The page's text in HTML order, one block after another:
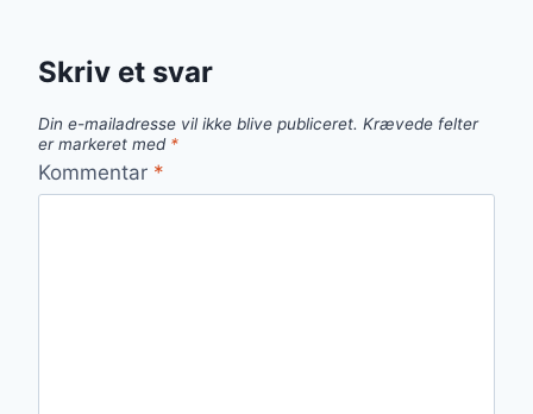
Skriv et svar
Din e-mailadresse vil ikke blive publiceret. Krævede felter
er markeret med *
Kommentar *